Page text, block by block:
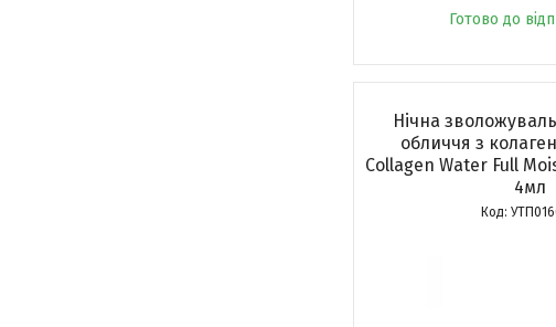
Готово до
Нічна
обличчя з
Collagen Water Full
4мл